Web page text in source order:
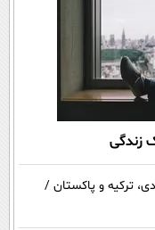
زندگی
ترکیه و پاکستان /